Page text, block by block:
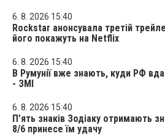
6. 8. 2026 15:40
Rockstar анонсувала третій
його покажуть на Netflix
6. 8. 2026 15:40
В Румунії вже знають, куди РФ
- ЗМІ
6. 8. 2026 15:40
П’ять знаків Зодіаку отримають
8/6 принесе їм удачу